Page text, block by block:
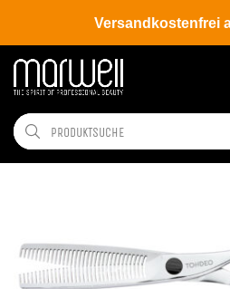
Versandkostenfrei
Shop Brands Tondeo